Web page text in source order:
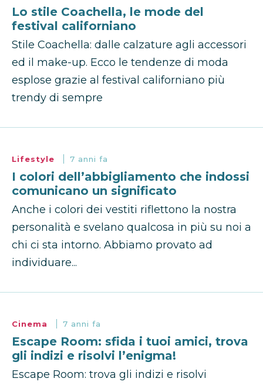
Lo stile Coachella, le mode del
festival californiano
Stile Coachella: dalle calzature agli accessori
ed il make-up. Ecco le tendenze di moda
esplose grazie al festival californiano più
trendy di sempre
Lifestyle 7 anni fa
I colori dell’abbigliamento che indossi
comunicano un significato
Anche i colori dei vestiti riflettono la nostra
personalità e svelano qualcosa in più su noi a
chi ci sta intorno. Abbiamo provato ad
individuare...
Cinema 7 anni fa
Escape Room: sfida i tuoi amici, trova
gli indizi e risolvi l’enigma!
Escape Room: trova gli indizi e risolvi